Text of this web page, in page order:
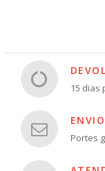
15 dias
Portes